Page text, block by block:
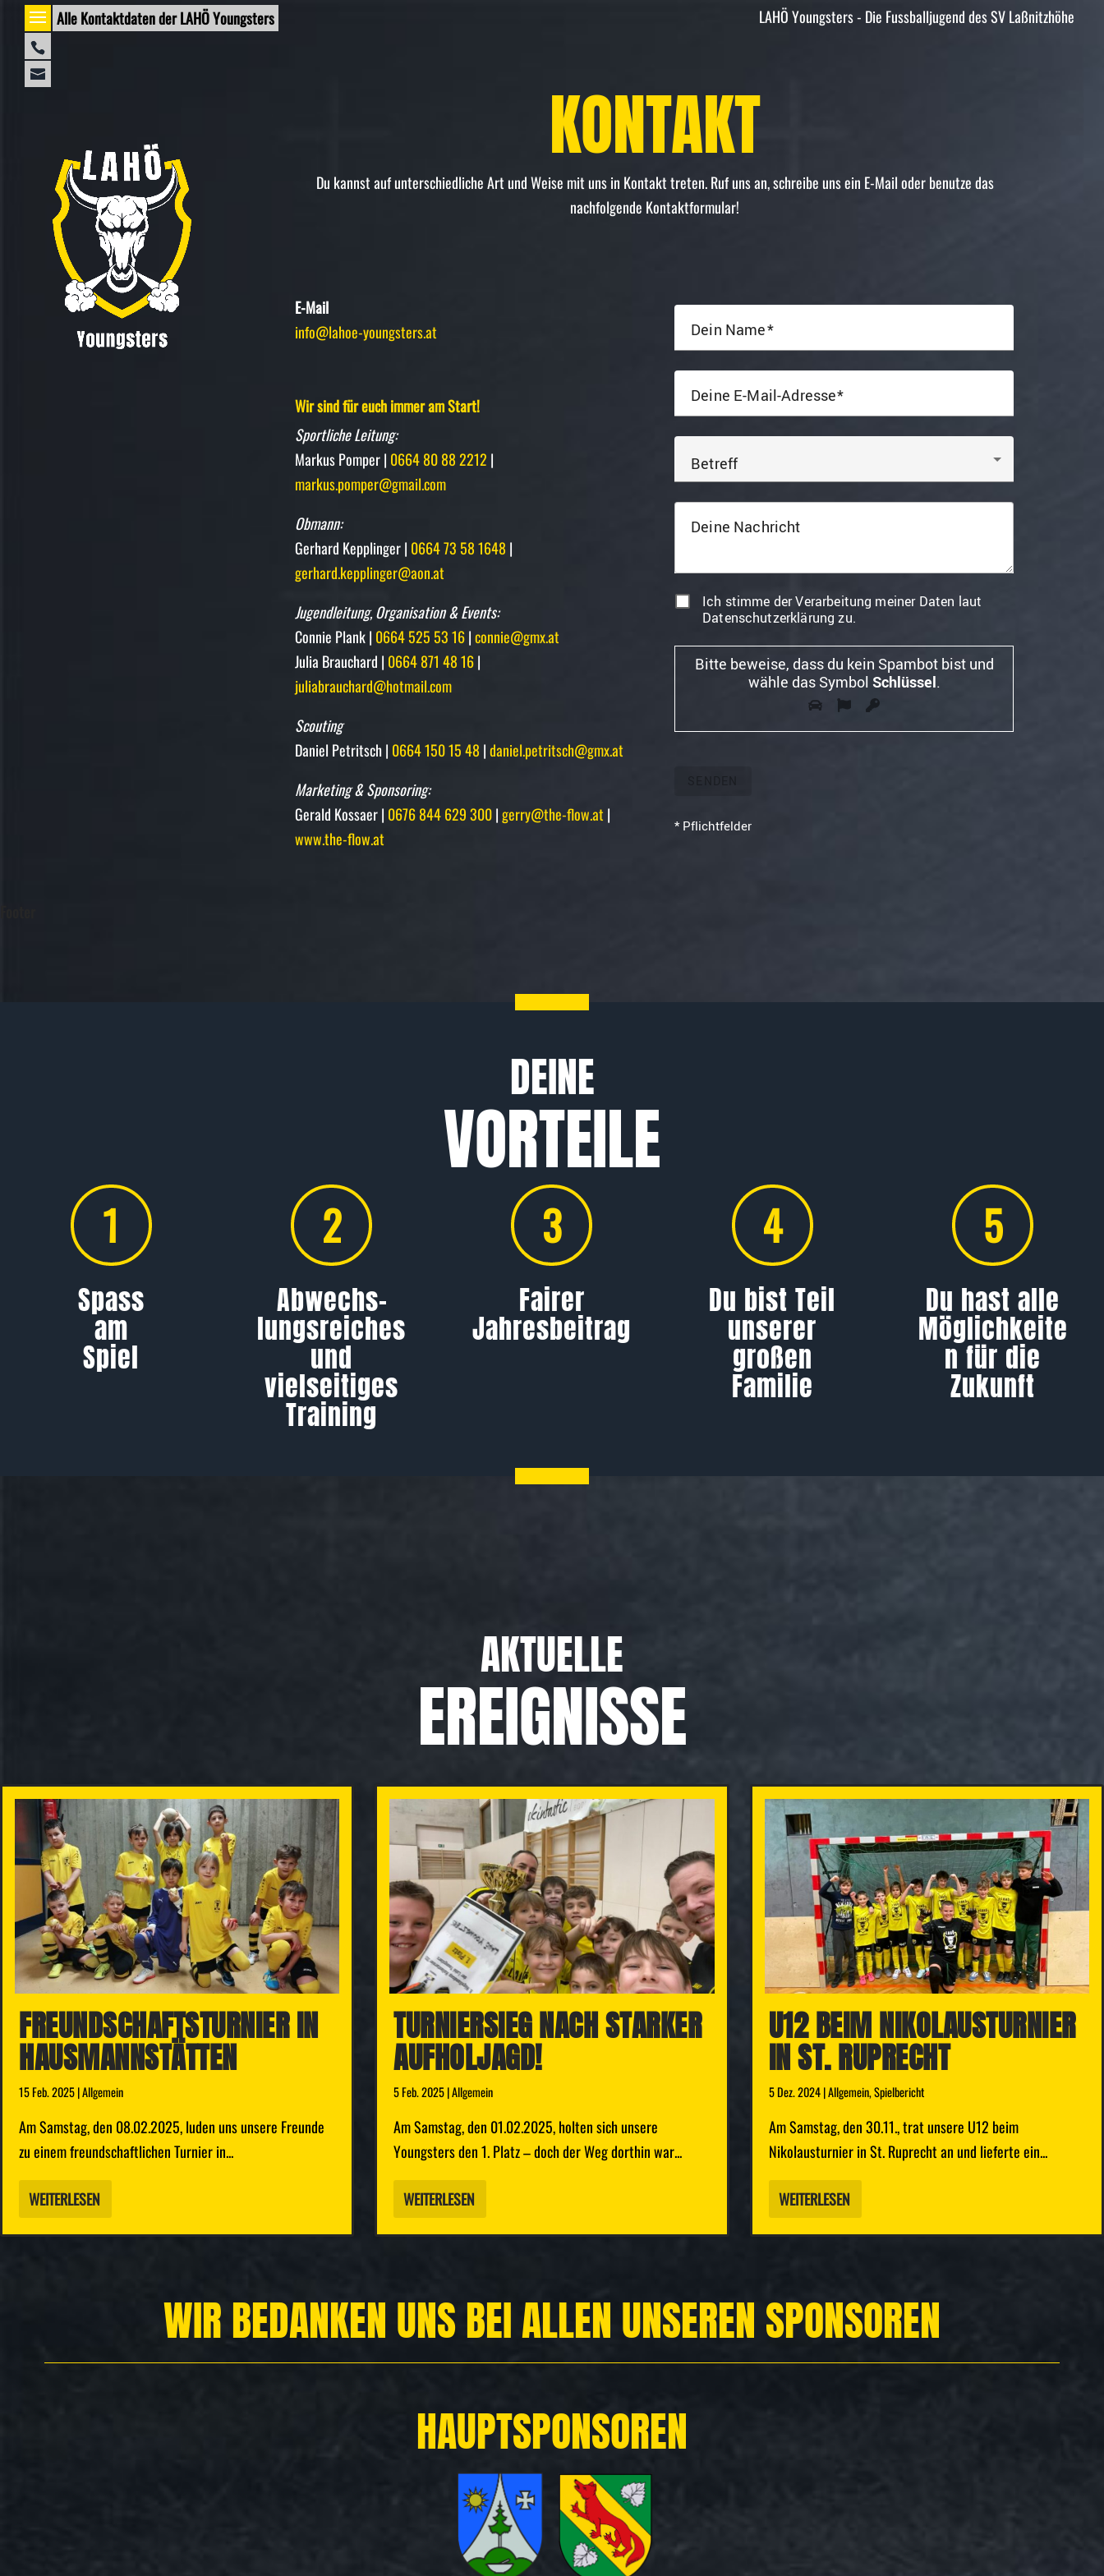
Alle Kontaktdaten der LAHÖ Youngsters
0664
Gerhard
Kepplinger
KONTAKT
Du kannst auf unterschiedliche Art und Weise mit uns in Kontakt treten. Ruf uns an, schreibe uns ein E-Mail oder benutze das
nachfolgende Kontaktformular!
E-Mail
info@lahoe-youngsters.at
Wir sind für euch immer am Start!
Sportliche Leitung:
Markus Pomper | 0664 80 88 2212 |
markus.pomper@gmail.com
Obmann:
Gerhard Kepplinger | 0664 73 58 1648 |
gerhard.kepplinger@aon.at
Jugendleitung, Organisation & Events:
Connie Plank | 0664 525 53 16|connie@gmx.at
Julia Brauchard | 0664 871 48 16|
juliabrauchard@hotmail.com
Scouting
Daniel Petritsch | 0664 150 15 48 |daniel.petritsch@gmx.at
Marketing & Sponsoring:
Gerald Kossaer | 0676 844 629 300|gerry@the-flow.at |
www.the-flow.at
Dein Name
Deine E-Mail-Adresse
Betreff
Deine Nachricht
Ich stimme der Verarbeitung meiner Daten laut
Datenschutzerklärung zu.
Bitte beweise, dass du kein Spambot bist und
wähle das Symbol Schlüssel.
* Pflichtfelder
DEINE
VORTEILE
1
Spass
am
Spiel
2
Abwechs­
lungs­reiches
und
vielseitiges
Training
3
Fairer
Jahresbeitrag
4
Du bist Teil
unserer
großen
Familie
5
Du hast alle
Möglichkeite
n für die
Zukunft
AKTUELLE
EREIGNISSE
FREUNDSCHAFTS­TURNIER IN
HAUSMANNSTÄTTEN
15 Feb. 2025|Allgemein
Am Samstag, den 08.02.2025, luden uns unsere Freunde
zu einem freundschaftlichen Turnier in...
WEITERLESEN
TURNIERSIEG NACH STARKER
AUFHOLJAGD!
5 Feb. 2025|Allgemein
Am Samstag, den 01.02.2025, holten sich unsere
Youngsters den 1. Platz – doch der Weg dorthin war...
WEITERLESEN
U12 BEIM NIKOLAUSTURNIER
IN ST. RUPRECHT
5 Dez. 2024|Allgemein,Spielbericht
Am Samstag, den 30.11., trat unsere U12 beim
Nikolausturnier in St. Ruprecht an und lieferte ein...
WEITERLESEN
WIR BEDANKEN UNS BEI ALLEN UNSEREN SPONSOREN
HAUPTSPONSOREN